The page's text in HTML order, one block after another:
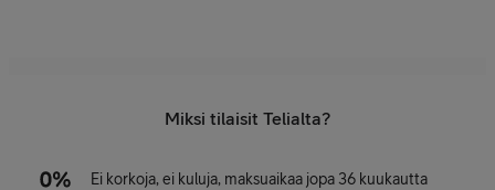
Miksi tilaisit Telialta?
Ei korkoja, ei kuluja, maksuaikaa jopa 36 kuukautta